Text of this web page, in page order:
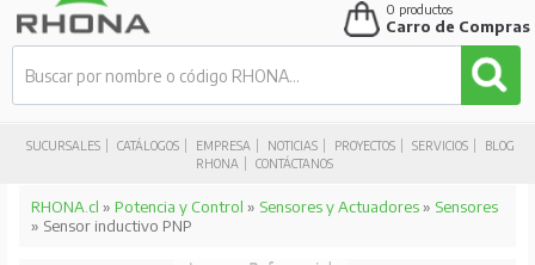
SUCURSALES CATÁLOGOS EMPRESA NOTICIAS PROYECTOS SERVICIOS
BLOG
RHONA
CONTÁCTANOS
0 productos
Carro de Compras
RHONA.cl » Potencia y Control » Sensores y Actuadores» Sensores
» Sensor inductivo PNP